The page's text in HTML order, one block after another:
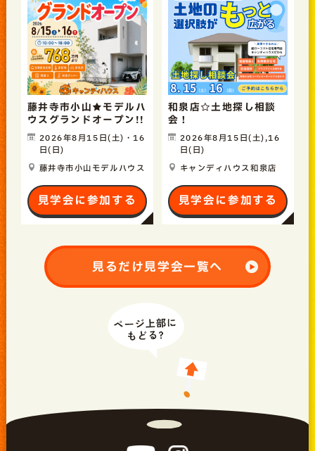
藤井寺市小山★モデルハ
ウスグランドオープン!!
2026年8月15日(土)・16
日(日)
藤井寺市小山モデルハウス
見学会に参加する
和泉店☆土地探し相談
会！
2026年8月15日(土),16
日(日)
キャンディハウス和泉店
見学会に参加する
見るだけ見学会一覧へ